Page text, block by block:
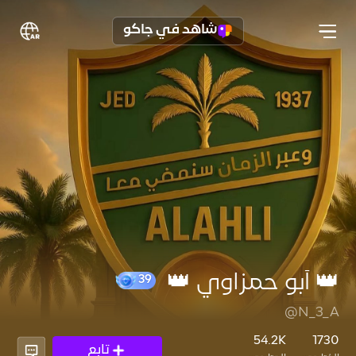
شاهد في جاكو
👑 أبو حمزاوي 👑
@N_3_A
1730
54.2K
تابع